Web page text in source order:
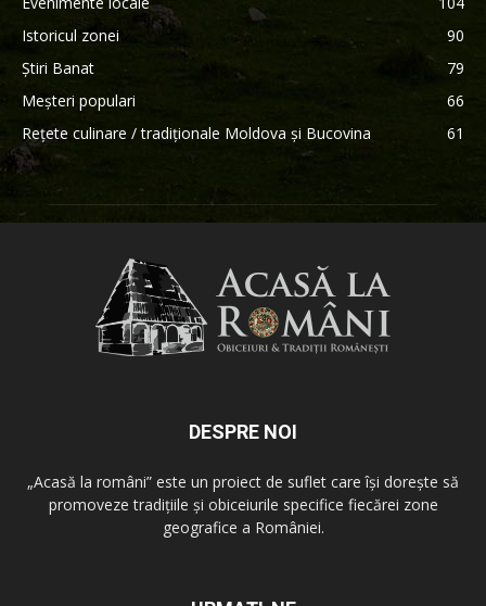
Istoricul zonei
90
Știri Banat
79
Meșteri populari
66
Rețete culinare / tradiționale Moldova și Bucovina
61
DESPRE NOI
„Acasă la români” este un proiect de suflet care își dorește să
promoveze tradițiile și obiceiurile specifice fiecărei zone
geografice a României.